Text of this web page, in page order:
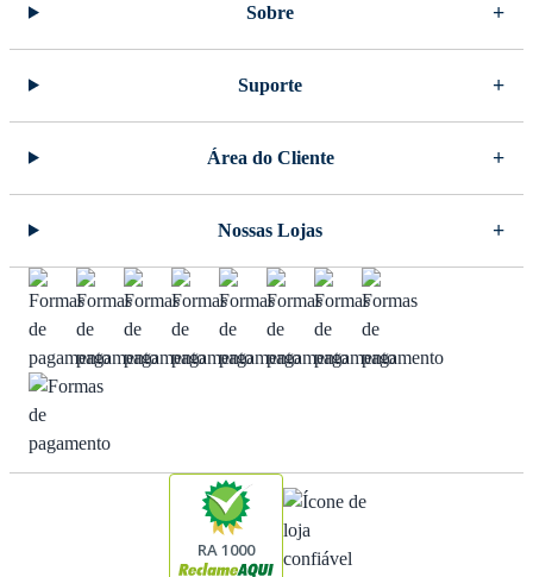
Sobre
Suporte
Área do Cliente
Nossas Lojas
RA 1000